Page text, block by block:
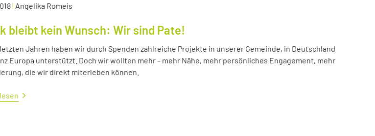
| Angelika Romeis
bleibt kein Wunsch: Wir sind Pate!
Jahren haben wir durch Spenden zahlreiche Projekte in unserer Gemeinde, in Deutschland
Europa unterstützt. Doch wir wollten mehr – mehr Nähe, mehr persönliches Engagement, mehr
die wir direkt miterleben können.